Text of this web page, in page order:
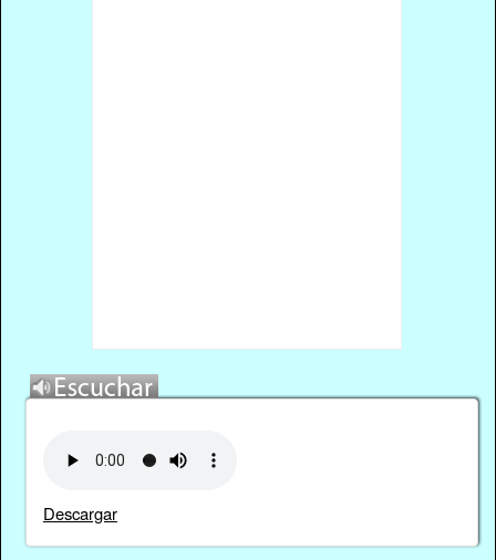
Descargar